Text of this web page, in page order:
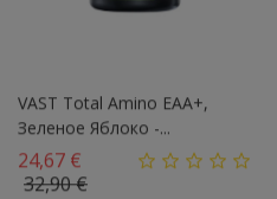
VAST Total Amino EAA+,
Зеленое Яблоко -...
24,67 € Базовая цена
32,90 €Цена